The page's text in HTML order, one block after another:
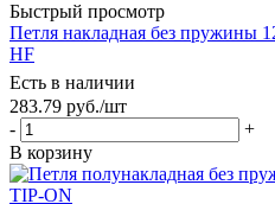
Быстрый просмотр
Петля накладная без пружины
HF
Есть в наличии
283.79 руб./шт
-
+
В корзину